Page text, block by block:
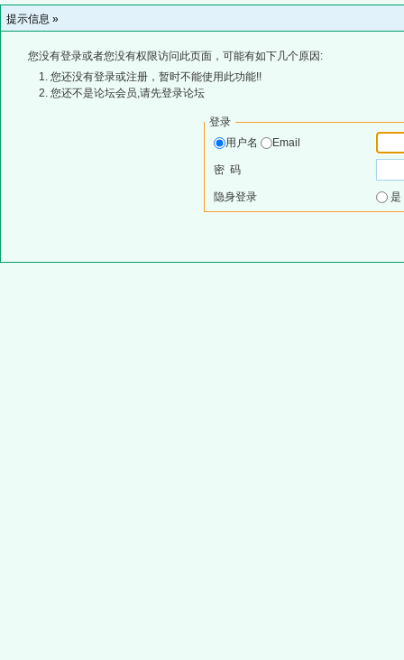
提示信息 »
您没有登录或者您没有权限访问此页面，可能有如下几个原因:
您还没有登录或注册，暂时不能使用此功能!!
您还不是论坛会员,请先登录论坛
登录
用户名
Email
密 码
隐身登录